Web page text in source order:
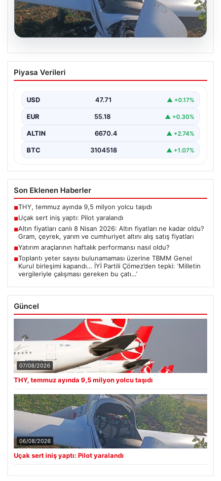
06.08.2026
Uçak sert iniş yaptı: Pilot yaralandı
Piyasa Verileri
USD 47.71 ▲ +0.17%
EUR 55.18 ▲ +0.30%
ALTIN 6670.4 ▲ +2.74%
BTC 3104518 ▲ +1.07%
Son Eklenen Haberler
■THY, temmuz ayında 9,5 milyon yolcu taşıdı
■Uçak sert iniş yaptı: Pilot yaralandı
■Altın fiyatları canlı 8 Nisan 2026: Altın fiyatları ne kadar oldu?
Gram, çeyrek, yarım ve cumhuriyet altını alış satış fiyatları
■Yatırım araçlarının haftalık performansı nasıl oldu?
■Toplantı yeter sayısı bulunamaması üzerine TBMM Genel
Kurul birleşimi kapandı… İYİ Partili Çömez’den tepki: ‘Milletin
vergileriyle çalışması gereken bu çatı…’
Güncel
07/08/2026
THY, temmuz ayında 9,5 milyon yolcu taşıdı
06/08/2026
Uçak sert iniş yaptı: Pilot yaralandı